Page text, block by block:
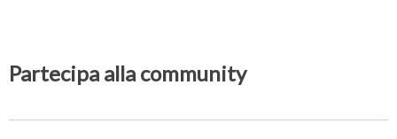
Partecipa alla community